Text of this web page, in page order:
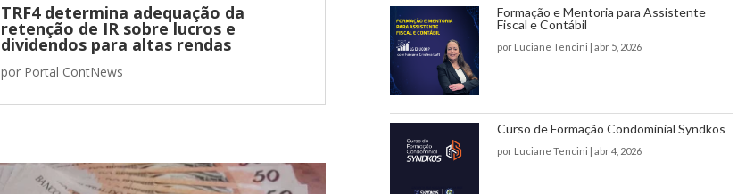
TRF4 determina adequação da
retenção de IR sobre lucros e
dividendos para altas rendas
por Portal ContNews
Formação e Mentoria para Assistente
Fiscal e Contábil
por Luciane Tencini | abr 5, 2026
Curso de Formação Condominial Syndkos
por Luciane Tencini | abr 4, 2026